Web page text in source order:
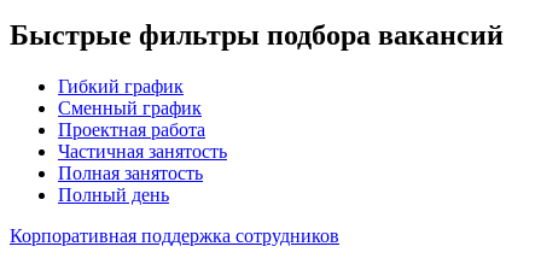
Быстрые фильтры подбора вакансий
Гибкий график
Сменный график
Проектная работа
Частичная занятость
Полная занятость
Полный день
Корпоративная поддержка сотрудников